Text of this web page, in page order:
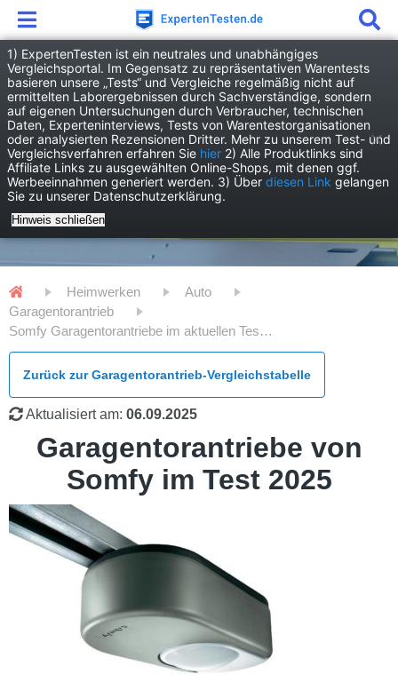
1) ExpertenTesten ist ein neutrales und unabhängiges
Vergleichsportal. Im Gegensatz zu repräsentativen Warentests
basieren unsere „Tests“ und Vergleiche regelmäßig nicht auf
ermittelten Laborergebnissen durch Sachverständige, sondern
auf eigenen Untersuchungen durch Verbraucher, technischen
Daten, Experteninterviews, Tests von Warentestorganisationen
oder analysierten Rezensionen Dritter. Mehr zu unserem Test- und
Vergleichsverfahren erfahren Sie hier 2) Alle Produktlinks sind
Affiliate Links zu ausgewählten Online-Shops, mit denen ggf.
Werbeeinnahmen generiert werden. 3) Über diesen Link gelangen
Sie zu unserer Datenschutzerklärung.
Hinweis schließen
Heimwerken
Auto
Garagentorantrieb
Somfy Garagentorantriebe im aktuellen Test - Alle Vor- und Nachteile
Zurück zur Garagentorantrieb-Vergleichstabelle
Aktualisiert am: 06.09.2025
Garagentorantriebe von
Somfy im Test 2025